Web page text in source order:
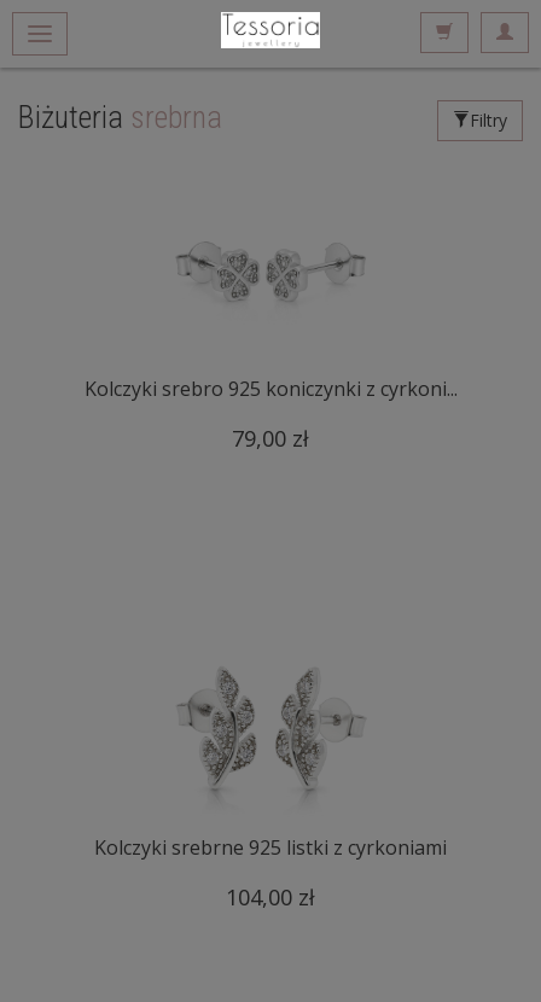
Biżuteria srebrna Filtry
Kolczyki srebro 925 koniczynki z cyrkoni...
79,00 zł
Kolczyki srebrne 925 listki z cyrkoniami
104,00 zł